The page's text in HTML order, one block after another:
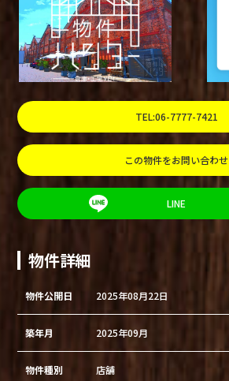
TEL:06-7777-7421
この物件をお問い合わせ
LINE
物件詳細
物件公開日 2025年08月22日
築年月 2025年09月
物件種別 店舗